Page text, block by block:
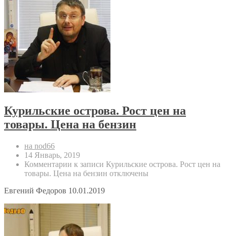
Курильские острова. Рост цен на
товары. Цена на бензин
на nod66
14 Январь, 2019
Комментарии к записи Курильские острова. Рост цен на
товары. Цена на бензин отключены
Евгений Федоров 10.01.2019